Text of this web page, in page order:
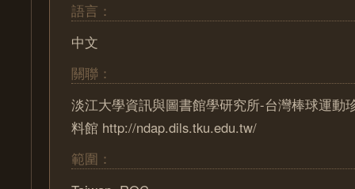
語言：
中文
關聯：
淡江大學資訊與圖書館學研究所-台灣棒球運動
料館 http://ndap.dils.tku.edu.tw/
範圍：